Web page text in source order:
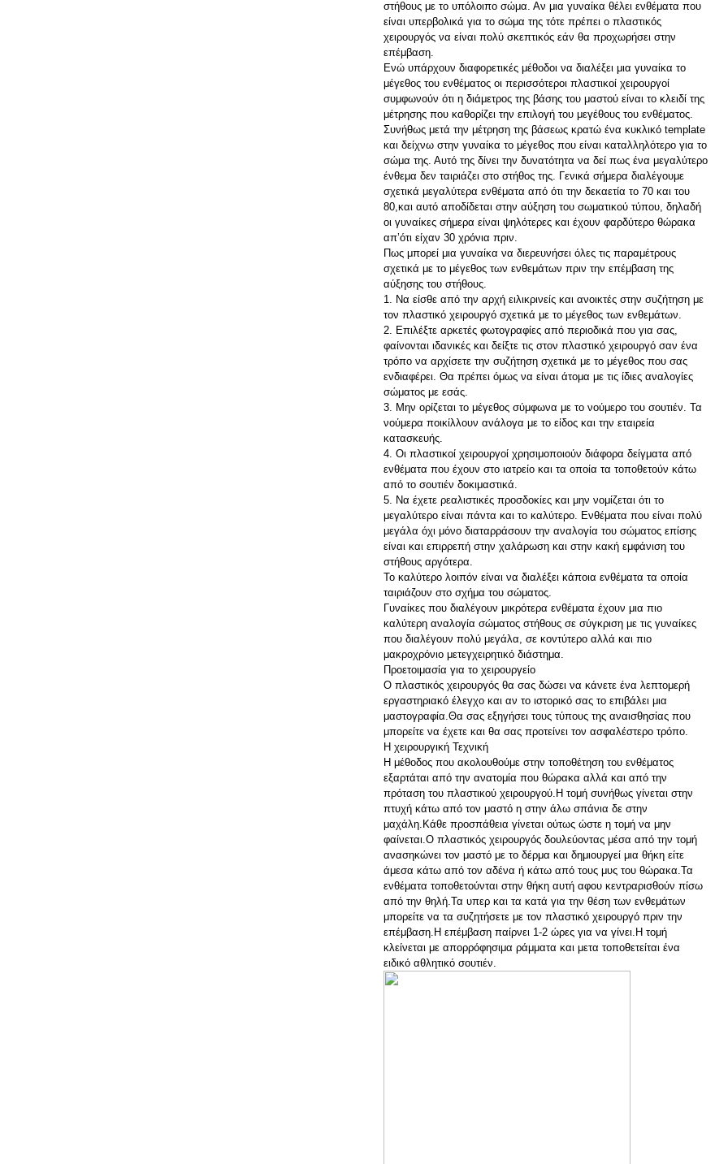
στήθους με το υπόλοιπο σώμα. Αν μια γυναίκα θέλει ενθέματα που
είναι υπερβολικά για το σώμα της τότε πρέπει ο πλαστικός
χειρουργός να είναι πολύ σκεπτικός εάν θα προχωρήσει στην
επέμβαση.
Ενώ υπάρχουν διαφορετικές μέθοδοι να διαλέξει μια γυναίκα το
μέγεθος του ενθέματος οι περισσότεροι πλαστικοί χειρουργοί
συμφωνούν ότι η διάμετρος της βάσης του μαστού είναι το κλειδί της
μέτρησης που καθορίζει την επιλογή του μεγέθους του ενθέματος.
Συνήθως μετά την μέτρηση της βάσεως κρατώ ένα κυκλικό template
και δείχνω στην γυναίκα το μέγεθος που είναι καταλληλότερο για το
σώμα της. Αυτό της δίνει την δυνατότητα να δεί πως ένα μεγαλύτερο
ένθεμα δεν ταιριάζει στο στήθος της. Γενικά σήμερα διαλέγουμε
σχετικά μεγαλύτερα ενθέματα από ότι την δεκαετία το 70 και του
80,και αυτό αποδίδεται στην αύξηση του σωματικού τύπου, δηλαδή
οι γυναίκες σήμερα είναι ψηλότερες και έχουν φαρδύτερο θώρακα
απ’ότι είχαν 30 χρόνια πριν.
Πως μπορεί μια γυναίκα να διερευνήσει όλες τις παραμέτρους
σχετικά με το μέγεθος των ενθεμάτων πριν την επέμβαση της
αύξησης του στήθους.
1. Να είσθε από την αρχή ειλικρινείς και ανοικτές στην συζήτηση με
τον πλαστικό χειρουργό σχετικά με το μέγεθος των ενθεμάτων.
2. Επιλέξτε αρκετές φωτογραφίες από περιοδικά που για σας,
φαίνονται ιδανικές και δείξτε τις στον πλαστικό χειρουργό σαν ένα
τρόπο να αρχίσετε την συζήτηση σχετικά με το μέγεθος που σας
ενδιαφέρει. Θα πρέπει όμως να είναι άτομα με τις ίδιες αναλογίες
σώματος με εσάς.
3. Μην ορίζεται το μέγεθος σύμφωνα με το νούμερο του σουτιέν. Τα
νούμερα ποικίλλουν ανάλογα με το είδος και την εταιρεία
κατασκευής.
4. Οι πλαστικοί χειρουργοί χρησιμοποιούν διάφορα δείγματα από
ενθέματα που έχουν στο ιατρείο και τα οποία τα τοποθετούν κάτω
από το σουτιέν δοκιμαστικά.
5. Να έχετε ρεαλιστικές προσδοκίες και μην νομίζεται ότι το
μεγαλύτερο είναι πάντα και το καλύτερο. Ενθέματα που είναι πολύ
μεγάλα όχι μόνο διαταρράσουν την αναλογία του σώματος επίσης
είναι και επιρρεπή στην χαλάρωση και στην κακή εμφάνιση του
στήθους αργότερα.
Το καλύτερο λοιπόν είναι να διαλέξει κάποια ενθέματα τα οποία
ταιριάζουν στο σχήμα του σώματος.
Γυναίκες που διαλέγουν μικρότερα ενθέματα έχουν μια πιο
καλύτερη αναλογία σώματος στήθους σε σύγκριση με τις γυναίκες
που διαλέγουν πολύ μεγάλα, σε κοντύτερο αλλά και πιο
μακροχρόνιο μετεγχειρητικό διάστημα.
Προετοιμασία για το χειρουργείο
Ο πλαστικός χειρουργός θα σας δώσει να κάνετε ένα λεπτομερή
εργαστηριακό έλεγχο και αν το ιστορικό σας το επιβάλει μια
μαστογραφία.Θα σας εξηγήσει τους τύπους της αναισθησίας που
μπορείτε να έχετε και θα σας προτείνει τον ασφαλέστερο τρόπο.
Η χειρουργική Τεχνική
H μέθοδος που ακολουθούμε στην τοποθέτηση του ενθέματος
εξαρτάται από την ανατομία που θώρακα αλλά και από την
πρόταση του πλαστικού χειρουργού.Η τομή συνήθως γίνεται στην
πτυχή κάτω από τον μαστό η στην άλω σπάνια δε στην
μαχάλη.Κάθε προσπάθεια γίνεται ούτως ώστε η τομή να μην
φαίνεται.Ο πλαστικός χειρουργός δουλεύοντας μέσα από την τομή
ανασηκώνει τον μαστό με το δέρμα και δημιουργεί μια θήκη είτε
άμεσα κάτω από τον αδένα ή κάτω από τους μυς του θώρακα.Τα
ενθέματα τοποθετούνται στην θήκη αυτή αφου κεντραρισθούν πίσω
από την θηλή.Τα υπερ και τα κατά για την θέση των ενθεμάτων
μπορείτε να τα συζητήσετε με τον πλαστικό χειρουργό πριν την
επέμβαση.Η επέμβαση παίρνει 1-2 ώρες για να γίνει.Η τομή
κλείνεται με απορρόφησιμα ράμματα και μετα τοποθετείται ένα
ειδικό αθλητικό σουτιέν.